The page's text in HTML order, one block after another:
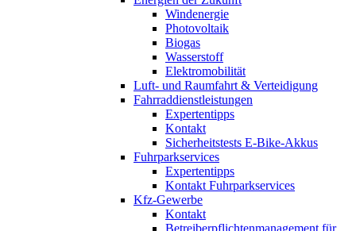
Windenergie
Photovoltaik
Biogas
Wasserstoff
Elektromobilität
Luft- und Raumfahrt & Verteidigung
Fahrraddienstleistungen
Expertentipps
Kontakt
Sicherheitstests E-Bike-Akkus
Fuhrparkservices
Expertentipps
Kontakt Fuhrparkservices
Kfz-Gewerbe
Kontakt
Betreiberpflichtenmanagement für